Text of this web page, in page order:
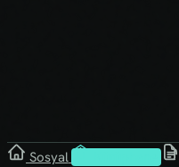
Sosyal